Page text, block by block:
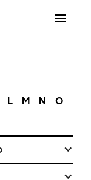
L M N O